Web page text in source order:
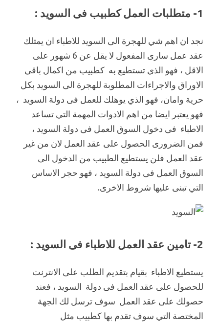
1- متطلبات العمل كطبيب فى السويد :
نجد ان اهم شي للهجرة الى السويد للاطباء ان يمتلك
عقد عمل سارى المفعول لا يقل عن 6 شهور على
الاقل ، فهو الذي تستطيع به كطبيب من اكمال باقي
الاوراق والاجراءات المطلوبة للهجرة الى السويد بكل
حرية وامان، فهو الذي يوهلك للعمل فى دولة السويد ،
فهو يعتبر ايضا من اهم الادوات المهمة التي تساعد
الاطباء فى دخول السوق العمل فى دولة السويد ،
فمن الضرورى الحصول على عقد العمل لان من غير
عقد العمل فلن يستطيع الطبيب من الدخول الى
السوق العمل فى دولة السويد ، فهو حجر الاساس
التي تبنى عليها شروط الاخرى.
2- تامين عقد العمل للاطباء فى السويد :
يستطيع الاطباء بقيام بتقديم الطلب على الانترنت
للحصول على عقد العمل فى دولة السويد ، فعند
حصولك على عقد العمل سوف ترسل لك الجهة
المختصة التي سوف تقدم بها كطبيب مثل